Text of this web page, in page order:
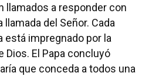
llamados a responder con
llamada del Señor. Cada
está impregnado por la
Dios. El Papa concluyó
que conceda a todos una